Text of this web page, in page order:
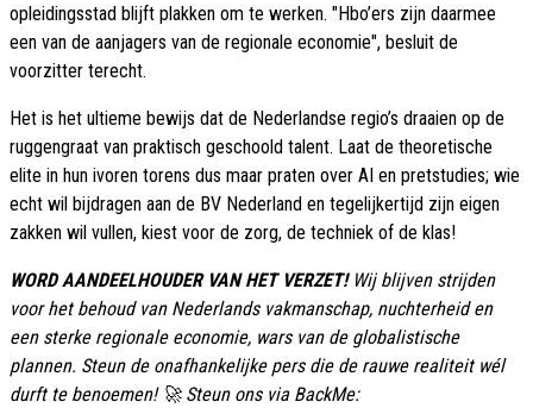
opleidingsstad blijft plakken om te werken. "Hbo’ers zijn daarmee
een van de aanjagers van de regionale economie", besluit de
voorzitter terecht.
Het is het ultieme bewijs dat de Nederlandse regio’s draaien op de
ruggengraat van praktisch geschoold talent. Laat de theoretische
elite in hun ivoren torens dus maar praten over AI en pretstudies; wie
echt wil bijdragen aan de BV Nederland en tegelijkertijd zijn eigen
zakken wil vullen, kiest voor de zorg, de techniek of de klas!
WORD AANDEELHOUDER VAN HET VERZET! Wij blijven strijden
voor het behoud van Nederlands vakmanschap, nuchterheid en
een sterke regionale economie, wars van de globalistische
plannen. Steun de onafhankelijke pers die de rauwe realiteit wél
durft te benoemen! 🚀 Steun ons via BackMe: